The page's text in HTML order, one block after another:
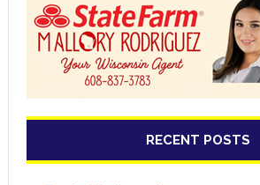
RECENT POSTS